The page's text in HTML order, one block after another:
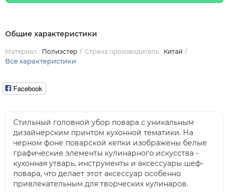
Общие характеристики
Материал Полиэстер Страна производитель Китай
Все характеристики
Facebook
Стильный головной убор повара с уникальным
дизайнерским принтом кухонной тематики. На
черном фоне поварской кепки изображены белые
графические элементы кулинарного искусства -
кухонная утварь, инструменты и аксессуары шеф-
повара, что делает этот аксессуар особенно
привлекательным для творческих кулинаров.